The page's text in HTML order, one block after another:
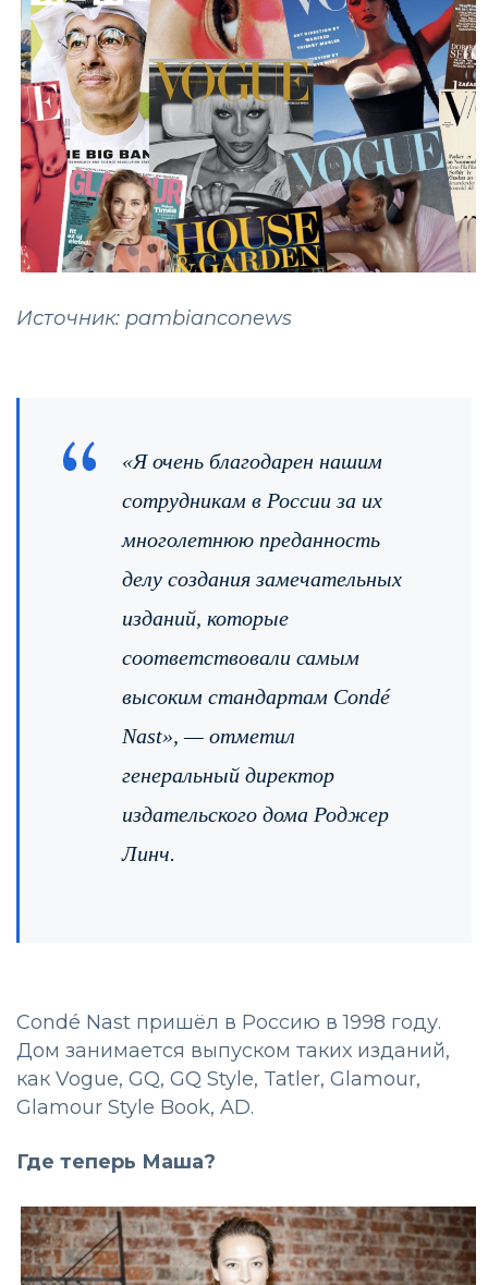
Источник: pambianconews
«Я очень благодарен нашим
сотрудникам в России за их
многолетнюю преданность
делу создания замечательных
изданий, которые
соответствовали самым
высоким стандартам Condé
Nast», — отметил
генеральный директор
издательского дома Роджер
Линч.
Condé Nast пришёл в Россию в 1998 году.
Дом занимается выпуском таких изданий,
как Vogue, GQ, GQ Style, Tatler, Glamour,
Glamour Style Book, AD.
Где теперь Маша?